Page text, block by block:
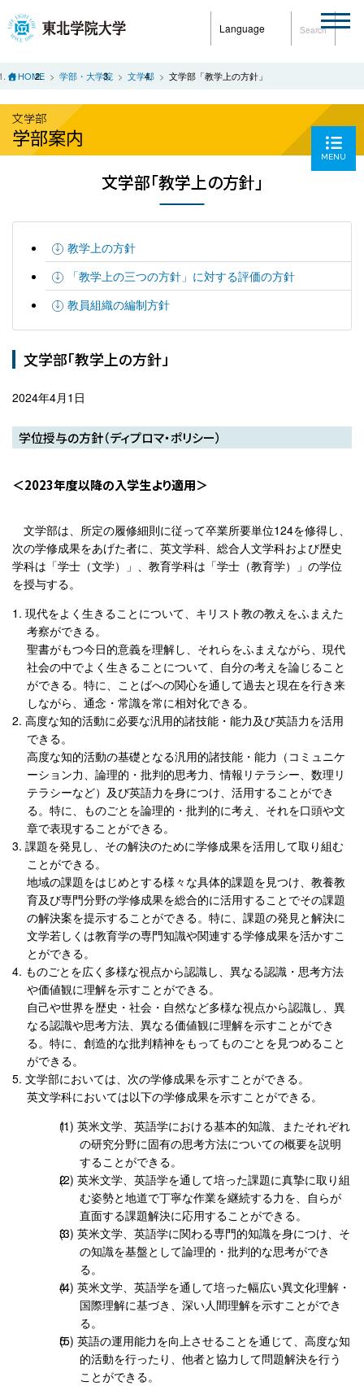
Language Search
HOME 学部・大学院 文学部 文学部「教学上の方針」
文学部
学部案内
MENU
文学部「教学上の方針」
教学上の方針
「教学上の三つの方針」に対する評価の方針
教員組織の編制方針
文学部「教学上の方針」
2024年4月1日
学位授与の方針（ディプロマ・ポリシー）
2023年度以降の入学生より適用
文学部は、所定の履修細則に従って卒業所要単位124を修得し、
次の学修成果をあげた者に、英文学科、総合人文学科および歴史
学科は「学士（文学）」、教育学科は「学士（教育学）」の学位
を授与する。
現代をよく生きることについて、キリスト教の教えをふまえた
考察ができる。
聖書がもつ今日的意義を理解し、それらをふまえながら、現代
社会の中でよく生きることについて、自分の考えを論じること
ができる。特に、ことばへの関心を通して過去と現在を行き来
しながら、通念・常識を常に相対化できる。
高度な知的活動に必要な汎用的諸技能・能力及び英語力を活用
できる。
高度な知的活動の基礎となる汎用的諸技能・能力（コミュニケ
ーション力、論理的・批判的思考力、情報リテラシー、数理リ
テラシーなど）及び英語力を身につけ、活用することができ
る。特に、ものごとを論理的・批判的に考え、それを口頭や文
章で表現することができる。
課題を発見し、その解決のために学修成果を活用して取り組む
ことができる。
地域の課題をはじめとする様々な具体的課題を見つけ、教養教
育及び専門分野の学修成果を総合的に活用することでその課題
の解決案を提示することができる。特に、課題の発見と解決に
文学若しくは教育学の専門知識や関連する学修成果を活かすこ
とができる。
ものごとを広く多様な視点から認識し、異なる認識・思考方法
や価値観に理解を示すことができる。
自己や世界を歴史・社会・自然など多様な視点から認識し、異
なる認識や思考方法、異なる価値観に理解を示すことができ
る。特に、創造的な批判精神をもってものごとを見つめること
ができる。
文学部においては、次の学修成果を示すことができる。
英文学科においては以下の学修成果を示すことができる。
英米文学、英語学における基本的知識、またそれぞれ
の研究分野に固有の思考方法についての概要を説明
することができる。
英米文学、英語学を通して培った課題に真摯に取り組
む姿勢と地道で丁寧な作業を継続する力を、自らが
直面する課題解決に応用することができる。
英米文学、英語学に関わる専門的知識を身につけ、そ
の知識を基盤として論理的・批判的な思考ができ
る。
英米文学、英語学を通して培った幅広い異文化理解・
国際理解に基づき、深い人間理解を示すことができ
る。
英語の運用能力を向上させることを通じて、高度な知
的活動を行ったり、他者と協力して問題解決を行う
ことができる。